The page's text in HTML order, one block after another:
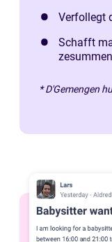
Verfollegt
Schafft
zesummen
* D'Gemengen